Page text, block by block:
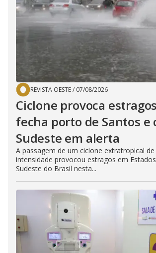
REVISTA OESTE/ 07/08/2026
Ciclone provoca
fecha porto de Santos e
Sudeste em alerta
A passagem de um ciclone extratropical
intensidade provocou estragos em
Sudeste do Brasil nesta...